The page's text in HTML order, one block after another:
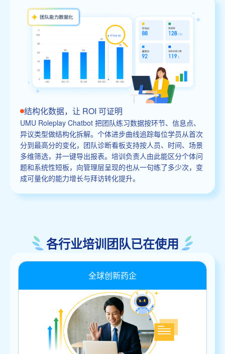
结构化数据，让 ROI 可证明
UMU Roleplay Chatbot 把团队练习数据按环节、信息点、
异议类型做结构化拆解。个体进步曲线追踪每位学员从首次
分到最高分的变化，团队诊断看板支持按人员、时间、场景
多维筛选，并一键导出报表。培训负责人由此能区分个体问
题和系统性短板，向管理层呈现的也从一句练了多少次，变
成可量化的能力增长与拜访转化提升。
各行业培训团队已在使用
全球创新药企